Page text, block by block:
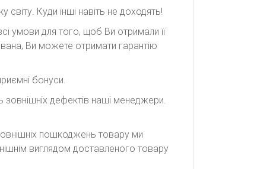
Куди інші навіть не доходять!
умови для того, щоб Ви отримали її
Ви можете отримати гарантію
бонуси.
зовнішніх дефектів наші менеджери.
пошкоджень товару ми
виглядом доставленого товару